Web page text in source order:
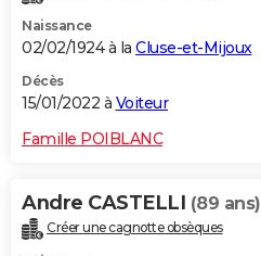
Naissance
02/02/1924 à la Cluse-et-Mijoux
Décès
15/01/2022 à Voiteur
Famille POIBLANC
Andre CASTELLI (89 ans)
Créer une cagnotte obsèques